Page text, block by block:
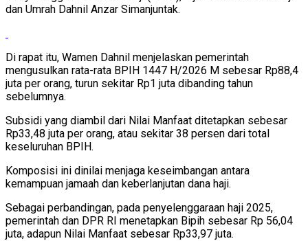
dan Umrah Dahnil Anzar Simanjuntak.
Di rapat itu, Wamen Dahnil menjelaskan pemerintah
mengusulkan rata-rata BPIH 1447 H/2026 M sebesar Rp88,4
juta per orang, turun sekitar Rp1 juta dibanding tahun
sebelumnya.
Subsidi yang diambil dari Nilai Manfaat ditetapkan sebesar
Rp33,48 juta per orang, atau sekitar 38 persen dari total
keseluruhan BPIH.
Komposisi ini dinilai menjaga keseimbangan antara
kemampuan jamaah dan keberlanjutan dana haji.
Sebagai perbandingan, pada penyelenggaraan haji 2025,
pemerintah dan DPR RI menetapkan Bipih sebesar Rp 56,04
juta, adapun Nilai Manfaat sebesar Rp33,97 juta.